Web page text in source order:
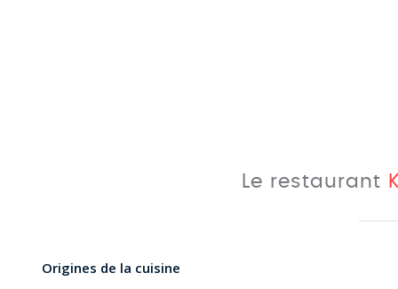
Le restaurant
Origines de la cuisine